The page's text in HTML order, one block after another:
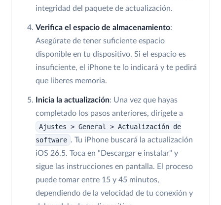
integridad del paquete de actualización.
Verifica el espacio de almacenamiento:
Asegúrate de tener suficiente espacio
disponible en tu dispositivo. Si el espacio es
insuficiente, el iPhone te lo indicará y te pedirá
que liberes memoria.
Inicia la actualización: Una vez que hayas
completado los pasos anteriores, dirígete a
Ajustes > General > Actualización de
software . Tu iPhone buscará la actualización
iOS 26.5. Toca en "Descargar e instalar" y
sigue las instrucciones en pantalla. El proceso
puede tomar entre 15 y 45 minutos,
dependiendo de la velocidad de tu conexión y